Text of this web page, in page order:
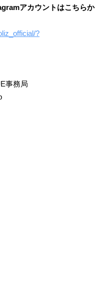
アカウントはこちらか
?
事務局